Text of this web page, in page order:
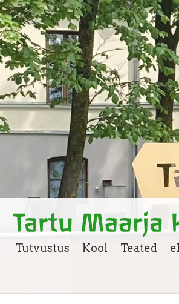
Tutvustus Kool Teated